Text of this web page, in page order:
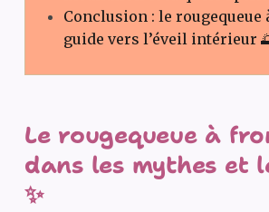
Conclusion : le rougequeue
guide vers l’éveil intérieur
Le rougequeue à
dans les mythes et
✨